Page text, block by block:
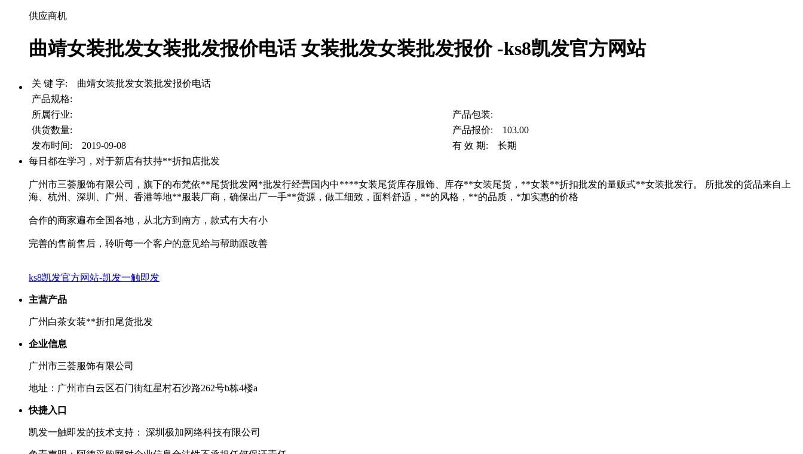
供应商机
曲靖女装批发女装批发报价电话 女装批发女装批发报价 -ks8凯发官方网站
关 键 字: 曲靖女装批发女装批发报价电话
产品规格:
所属行业:
产品包装:
供货数量:
产品报价: 103.00
发布时间: 2019-09-08
有 效 期: 长期
每日都在学习，对于新店有扶持**折扣店批发
广州市三荟服饰有限公司，旗下的布梵依**尾货批发网*批发行经营国内中****女装尾货库存服饰、库存**女装尾货，**女装**折扣批发的量贩式**女装批发行。 所批发的货品来自上
海、杭州、深圳、广州、香港等地**服装厂商，确保出厂一手**货源，做工细致，面料舒适，**的风格，**的品质，*加实惠的价格
合作的商家遍布全国各地，从北方到南方，款式有大有小
完善的售前售后，聆听每一个客户的意见给与帮助跟改善
ks8凯发官方网站-凯发一触即发
主营产品
广州白茶女装**折扣尾货批发
企业信息
广州市三荟服饰有限公司
地址：广州市白云区石门街红星村石沙路262号b栋4楼a
快捷入口
凯发一触即发的技术支持： 深圳极加网络科技有限公司